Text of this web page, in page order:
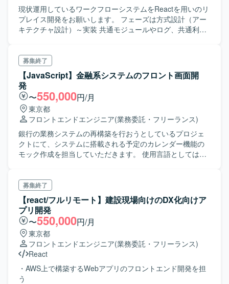
現状運用しているワークフローシステムをReactを用いのリ
プレイス開発をお願いします。 フェーズは方式設計（アー
キテクチャ設計）～実装 共通モジュールやログ、共通利用
募集終了
【JavaScript】金融系システムのフロント画面開
発
〜550,000円/月
東京都
フロントエンドエンジニア(業務委託・フリーランス)
銀行の業務システムの再構築を行おうとしているプロジェ
クトにて、システムに搭載される予定のカレンダー機能の
モック作成を担当していただきます。 使用言語としては
ら画面開発を遂行していただきます。修正作業が発生しま
すので、その点問題なくご対応いただける方ですとベスト
です。
募集終了
【react/フルリモート】建設現場向けのDX化向けア
プリ開発
〜550,000円/月
東京都
フロントエンドエンジニア(業務委託・フリーランス)
React
・AWS上で構築するWebアプリのフロントエンド開発を担
う